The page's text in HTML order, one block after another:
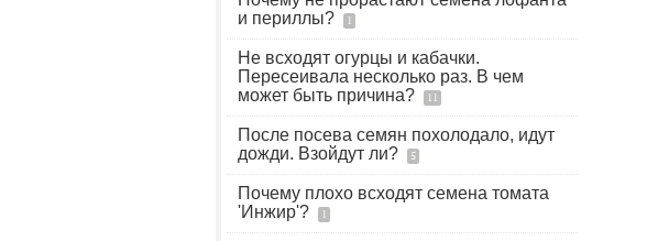
и периллы?
1
Не всходят огурцы и кабачки.
Пересеивала несколько раз. В чем
может быть причина?
11
После посева семян похолодало, идут
дожди. Взойдут ли?
5
Почему плохо всходят семена томата
'Инжир'?
1